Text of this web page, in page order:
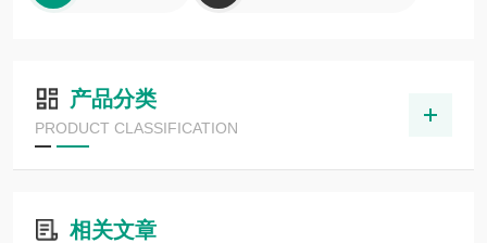
产品分类
PRODUCT CLASSIFICATION
相关文章